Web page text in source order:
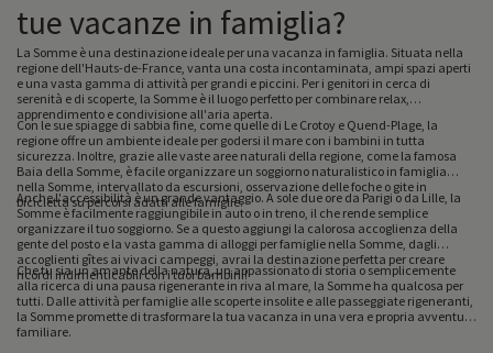
tue vacanze in famiglia?
La Somme è una destinazione ideale per una vacanza in famiglia. Situata nella
regione dell'Hauts-de-France, vanta una costa incontaminata, ampi spazi aperti
e una vasta gamma di attività per grandi e piccini. Per i genitori in cerca di
serenità e di scoperte, la Somme è il luogo perfetto per combinare relax,
apprendimento e condivisione all'aria aperta.
Con le sue spiagge di sabbia fine, come quelle di Le Crotoy e Quend-Plage, la
regione offre un ambiente ideale per godersi il mare con i bambini in tutta
sicurezza. Inoltre, grazie alle vaste aree naturali della regione, come la famosa
Baia della Somme, è facile organizzare un soggiorno naturalistico in famiglia
nella Somme, intervallato da escursioni, osservazione delle foche o gite in
bicicletta su percorsi adatti alle famiglie.
Anche l'accessibilità è un grande vantaggio. A sole due ore da Parigi o da Lille, la
Somme è facilmente raggiungibile in auto o in treno, il che rende semplice
organizzare il tuo soggiorno. Se a questo aggiungi la calorosa accoglienza della
gente del posto e la vasta gamma di alloggi per famiglie nella Somme, dagli
accoglienti gîtes ai vivaci campeggi, avrai la destinazione perfetta per creare
ricordi indimenticabili con i tuoi bambini!
Che tu sia un amante della natura, un appassionato di storia o semplicemente
alla ricerca di una pausa rigenerante in riva al mare, la Somme ha qualcosa per
tutti. Dalle attività per famiglie alle scoperte insolite e alle passeggiate rigeneranti,
la Somme promette di trasformare la tua vacanza in una vera e propria avventura
familiare.